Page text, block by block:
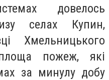
довелось
селах Купин,
Хмельницького
пожеж, які
за минулу добу